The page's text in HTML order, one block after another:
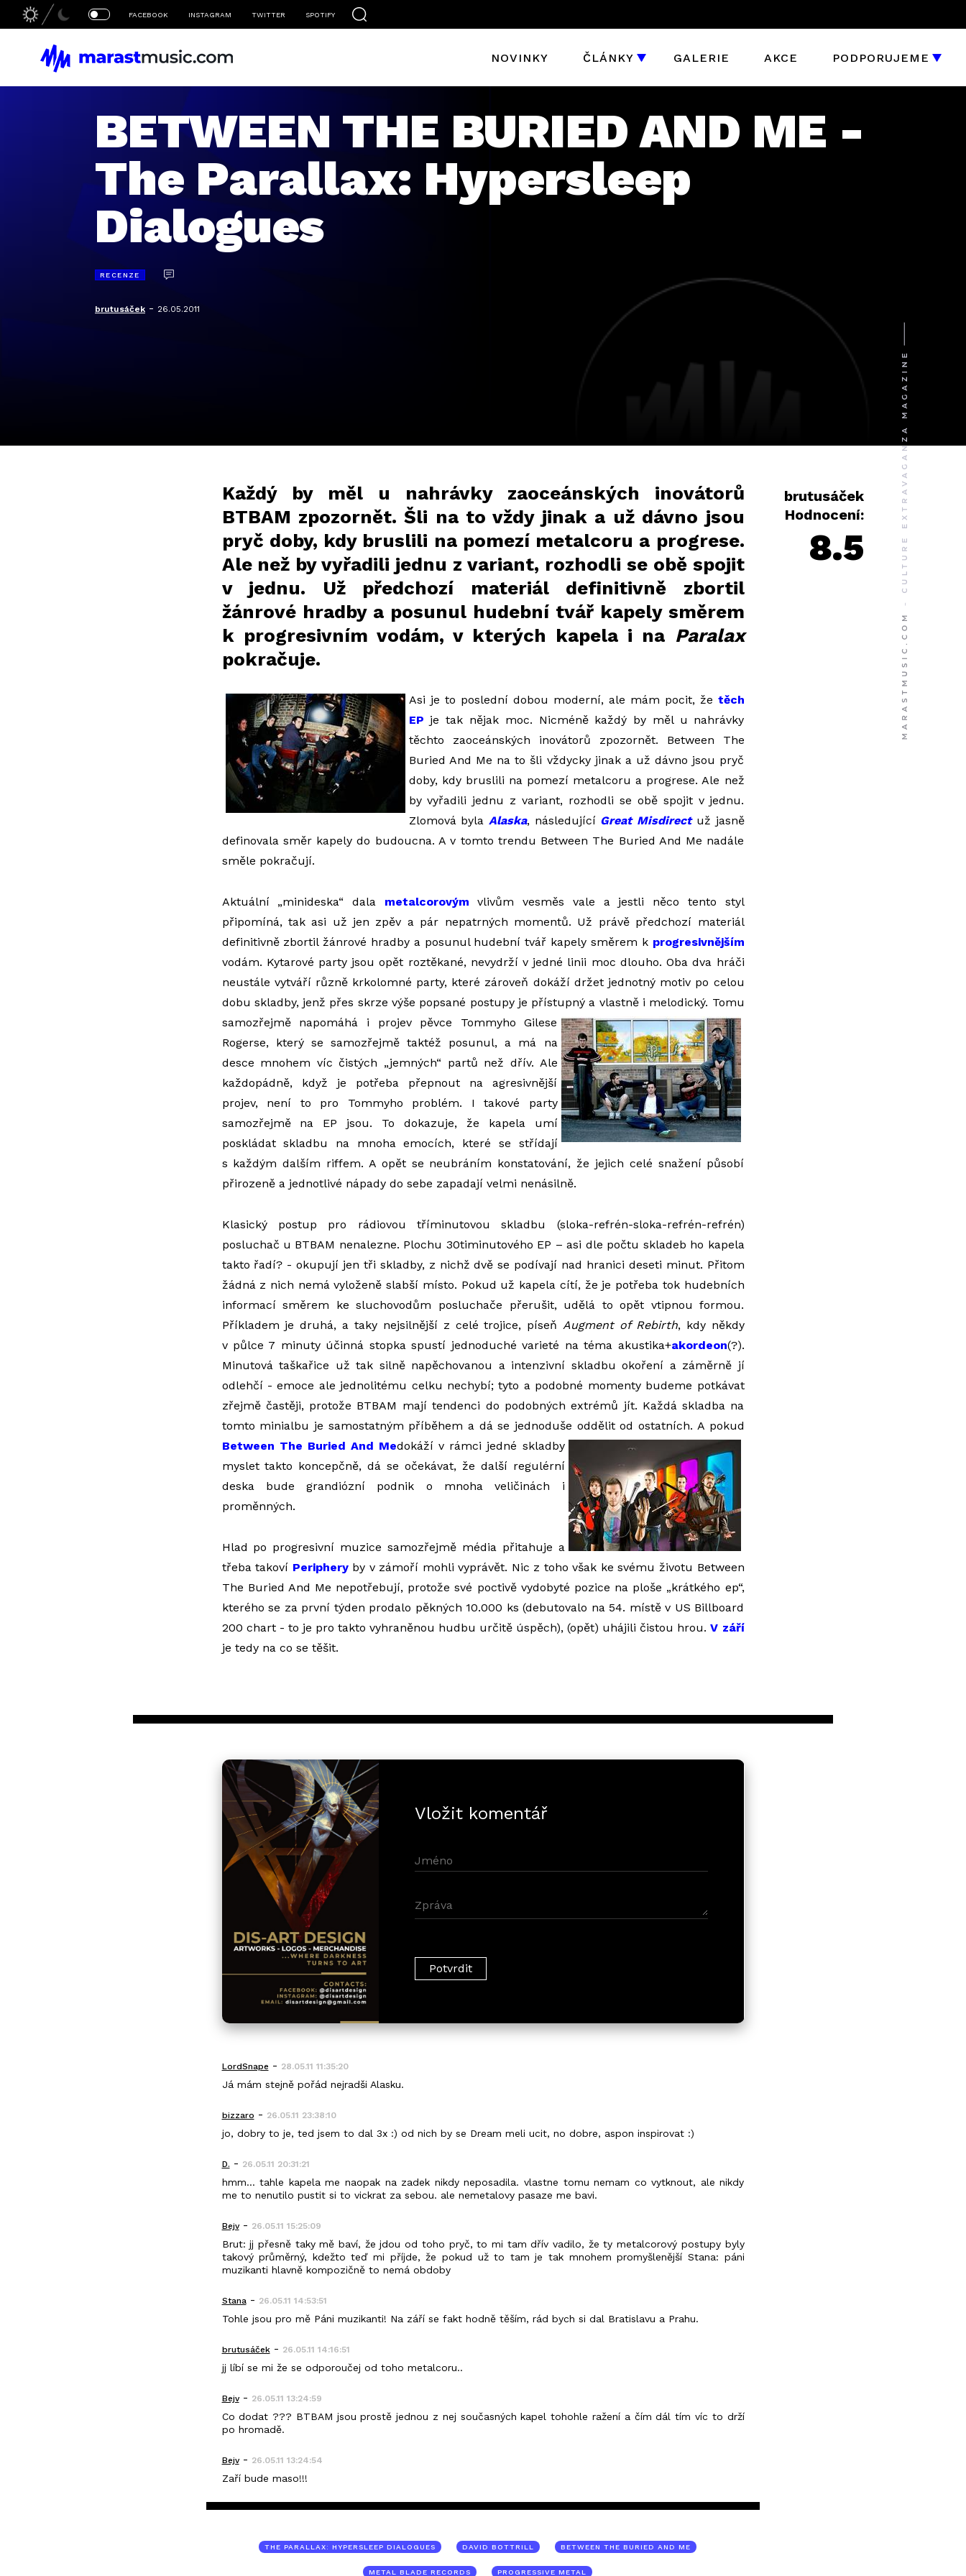
FACEBOOK INSTAGRAM TWITTER SPOTIFY
NOVINKY ČLÁNKY GALERIE AKCE PODPORUJEME
BETWEEN THE BURIED AND ME -
The Parallax: Hypersleep
Dialogues
RECENZE
brutusáček - 26.05.2011
brutusáček
Hodnocení:
8.5
Každý by měl u nahrávky zaoceánských inovátorů
BTBAM zpozornět. Šli na to vždy jinak a už dávno jsou
pryč doby, kdy bruslili na pomezí metalcoru a progrese.
Ale než by vyřadili jednu z variant, rozhodli se obě spojit
v jednu. Už předchozí materiál definitivně zbortil
žánrové hradby a posunul hudební tvář kapely směrem
k progresivním vodám, v kterých kapela i na Paralax
pokračuje.
Asi je to poslední dobou moderní, ale mám pocit, že těch
EP je tak nějak moc. Nicméně každý by měl u nahrávky
těchto zaoceánských inovátorů zpozornět. Between The
Buried And Me na to šli vždycky jinak a už dávno jsou pryč
doby, kdy bruslili na pomezí metalcoru a progrese. Ale než
by vyřadili jednu z variant, rozhodli se obě spojit v jednu.
Zlomová byla Alaska, následující Great Misdirectuž jasně
definovala směr kapely do budoucna. A v tomto trendu Between The Buried And Me nadále
směle pokračují.
Aktuální „minideska“ dala metalcorovým vlivům vesměs vale a jestli něco tento styl
připomíná, tak asi už jen zpěv a pár nepatrných momentů. Už právě předchozí materiál
definitivně zbortil žánrové hradby a posunul hudební tvář kapely směrem k progresivnějším
vodám. Kytarové party jsou opět roztěkané, nevydrží v jedné linii moc dlouho. Oba dva hráči
neustále vytváří různě krkolomné party, které zároveň dokáží držet jednotný motiv po celou
dobu skladby, jenž přes skrze výše popsané postupy je přístupný a vlastně i melodický. Tomu
samozřejmě napomáhá i projev pěvce Tommyho Gilese
Rogerse, který se samozřejmě taktéž posunul, a má na
desce mnohem víc čistých „jemných“ partů než dřív. Ale
každopádně, když je potřeba přepnout na agresivnější
projev, není to pro Tommyho problém. I takové party
samozřejmě na EP jsou. To dokazuje, že kapela umí
poskládat skladbu na mnoha emocích, které se střídají
s každým dalším riffem. A opět se neubráním konstatování, že jejich celé snažení působí
přirozeně a jednotlivé nápady do sebe zapadají velmi nenásilně.
Klasický postup pro rádiovou tříminutovou skladbu (sloka-refrén-sloka-refrén-refrén)
posluchač u BTBAM nenalezne. Plochu 30timinutového EP – asi dle počtu skladeb ho kapela
takto řadí? - okupují jen tři skladby, z nichž dvě se podívají nad hranici deseti minut. Přitom
žádná z nich nemá vyloženě slabší místo. Pokud už kapela cítí, že je potřeba tok hudebních
informací směrem ke sluchovodům posluchače přerušit, udělá to opět vtipnou formou.
Příkladem je druhá, a taky nejsilnější z celé trojice, píseňAugment of Rebirth, kdy někdy
v půlce 7 minuty účinná stopka spustí jednoduché varieté na téma akustika+akordeon(?).
Minutová taškařice už tak silně napěchovanou a intenzivní skladbu okoření a záměrně jí
odlehčí - emoce ale jednolitému celku nechybí; tyto a podobné momenty budeme potkávat
zřejmě častěji, protože BTBAM mají tendenci do podobných extrémů jít. Každá skladba na
tomto minialbu je samostatným příběhem a dá se jednoduše oddělit od ostatních. A pokud
Between The Buried And Medokáží v rámci jedné skladby
myslet takto koncepčně, dá se očekávat, že další regulérní
deska bude grandiózní podnik o mnoha veličinách i
proměnných.
Hlad po progresivní muzice samozřejmě média přitahuje a
třeba takoví Peripheryby v zámoří mohli vyprávět. Nic z toho však ke svému životu Between
The Buried And Me nepotřebují, protože své poctivě vydobyté pozice na ploše „krátkého ep“,
kterého se za první týden prodalo pěkných 10.000 ks (debutovalo na 54. místě v US Billboard
200 chart - to je pro takto vyhraněnou hudbu určitě úspěch), (opět) uhájili čistou hrou.V září
je tedy na co se těšit.
Vložit komentář
LordSnape - 28.05.11 11:35:20
Já mám stejně pořád nejradši Alasku.
bizzaro - 26.05.11 23:38:10
jo, dobry to je, ted jsem to dal 3x :) od nich by se Dream meli ucit, no dobre, aspon inspirovat :)
D. - 26.05.11 20:31:21
hmm... tahle kapela me naopak na zadek nikdy neposadila. vlastne tomu nemam co vytknout, ale nikdy
me to nenutilo pustit si to vickrat za sebou. ale nemetalovy pasaze me bavi.
Bejv- 26.05.11 15:25:09
Brut: jj přesně taky mě baví, že jdou od toho pryč, to mi tam dřív vadilo, že ty metalcorový postupy byly
takový průměrný, kdežto teď mi příjde, že pokud už to tam je tak mnohem promyšlenější Stana: páni
muzikanti hlavně kompozičně to nemá obdoby
Stana- 26.05.11 14:53:51
Tohle jsou pro mě Páni muzikanti! Na září se fakt hodně těším, rád bych si dal Bratislavu a Prahu.
brutusáček- 26.05.11 14:16:51
jj líbí se mi že se odporoučej od toho metalcoru..
Bejv- 26.05.11 13:24:59
Co dodat ??? BTBAM jsou prostě jednou z nej současných kapel tohohle ražení a čím dál tím víc to drží
po hromadě.
Bejv- 26.05.11 13:24:54
Zaří bude maso!!!
THE PARALLAX: HYPERSLEEP DIALOGUES DAVID BOTTRILL BETWEEN THE BURIED AND ME
METAL BLADE RECORDS PROGRESSIVE METAL